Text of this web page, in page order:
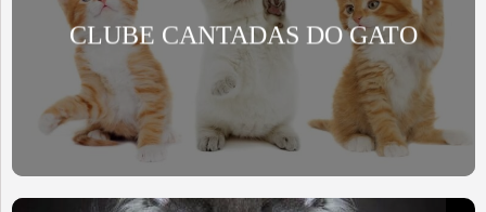
CLUBE CANTADAS DO GATO